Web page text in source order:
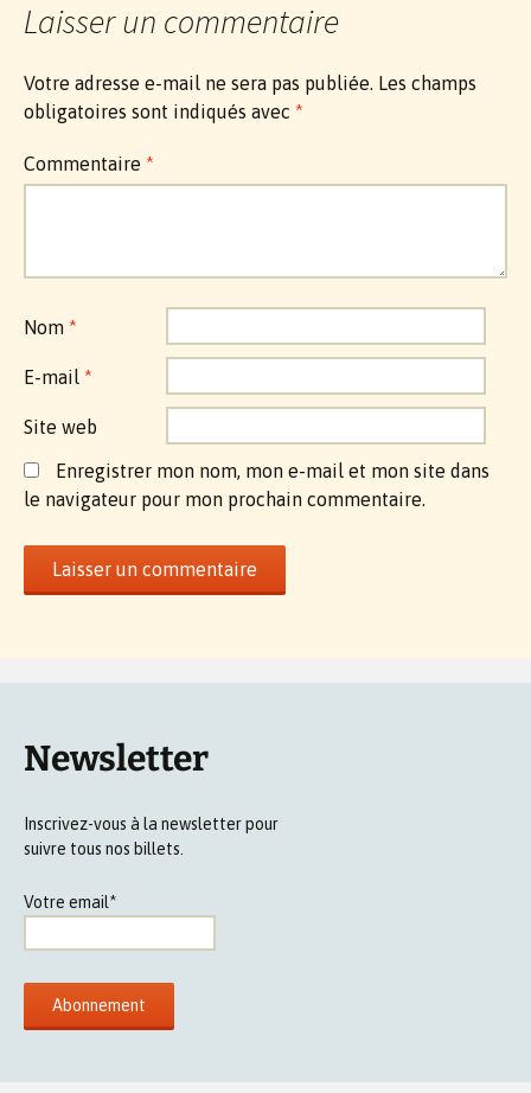
articles
Laisser un commentaire
Votre adresse e-mail ne sera pas publiée. Les champs
obligatoires sont indiqués avec *
Commentaire *
Nom *
E-mail *
Site web
Enregistrer mon nom, mon e-mail et mon site dans
le navigateur pour mon prochain commentaire.
Newsletter
Inscrivez-vous à la newsletter pour
suivre tous nos billets.
Votre email*